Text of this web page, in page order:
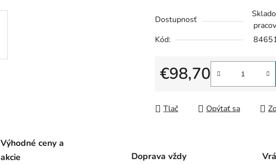
Dostupnosť
Kód:
€98,70
Jednotková cena:
Tlač Opýtať sa
Výhodné ceny a
akcie
Doprava vždy